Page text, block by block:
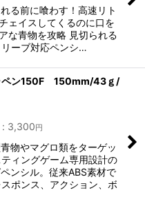
る前に喰わす！高速リト
ェイスしてくるのに口を
な青物を攻略 見切られる
ーブ対応ペンシ…
ペン150F 150mm/43ｇ/
: 3,300 円
物やマグロ類をターゲッ
ィングゲーム専用設計の
ンシル。従来ABS素材で
ポンス、アクション、ボ